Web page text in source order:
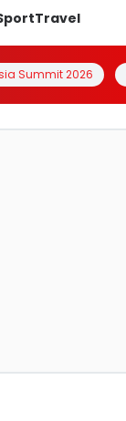
Travel
Summit 2026